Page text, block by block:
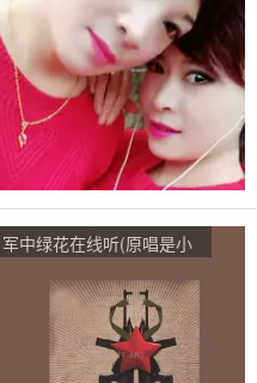
次
军中绿花在线听(原唱是小